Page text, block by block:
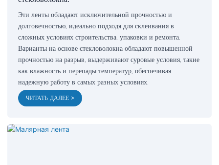
Эти ленты обладают исключительной прочностью и
долговечностью, идеально подходя для склеивания в
сложных условиях строительства, упаковки и ремонта.
Варианты на основе стекловолокна обладают повышенной
прочностью на разрыв, выдерживают суровые условия, такие
как влажность и перепады температур, обеспечивая
надежную работу в самых разных условиях.
ЧИТАТЬ ДАЛЕЕ >